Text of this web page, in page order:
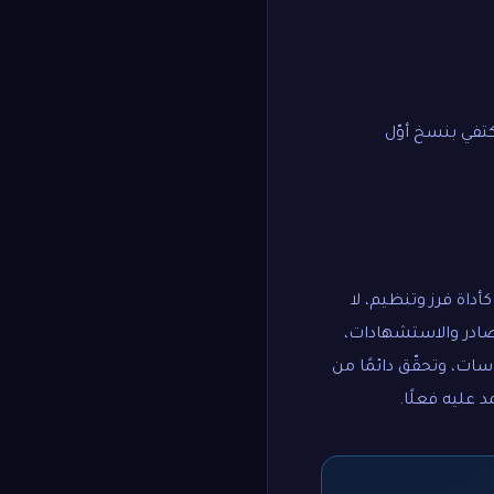
بنسخ أوّل
فرز وتنظيم، لا
والاستشهادات،
وتحقّق دائمًا من
عليه فعلًا.